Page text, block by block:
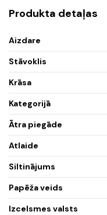
Produkta detaļas
Aizdare
Stāvoklis
Krāsa
Kategorijā
Ātra piegāde
Atlaide
Siltinājums
Papēža veids
Izcelsmes valsts